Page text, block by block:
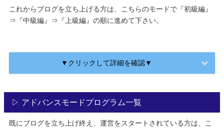
これからブログを立ち上げる方は、こちらのモードで『初級編』
⇒『中級編』⇒『上級編』の順に進めて下さい。
▼クリックして詳細を確認▼
▷ アドバンスモードプログラム一覧
既にブログを立ち上げ終え、運営をスタートされている方は、こ